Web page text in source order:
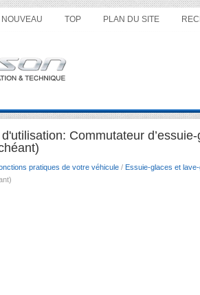
NOUVEAU TOP PLAN DU SITE
Commutateur
pratiques de votre véhicule / Essuie-glaces et